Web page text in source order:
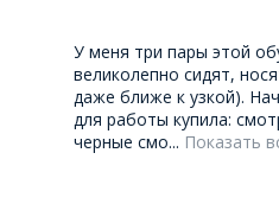
У меня три пары этой
великолепно сидят,
даже ближе к узкой).
для работы купила:
черные смо... Показать